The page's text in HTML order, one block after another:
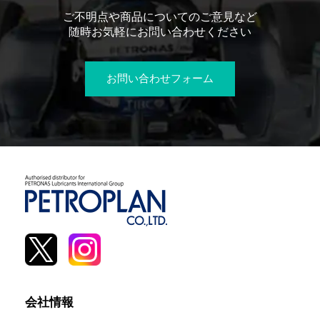
ご不明点や商品についてのご意見など
随時お気軽にお問い合わせください
お問い合わせフォーム
会社情報